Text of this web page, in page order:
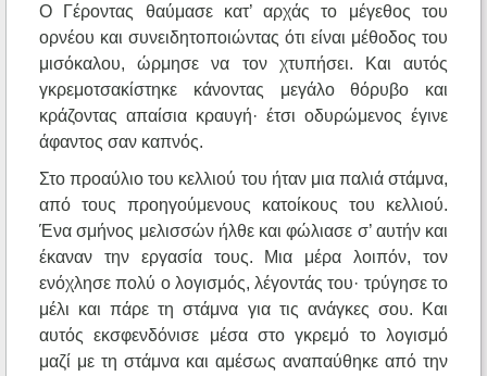
Ο Γέροντας θαύμασε κατ’ αρχάς το μέγεθος του
ορνέου και συνειδητοποιώντας ότι είναι μέθοδος του
μισόκαλου, ώρμησε να τον χτυπήσει. Και αυτός
γκρεμοτσακίστηκε κάνοντας μεγάλο θόρυβο και
κράζοντας απαίσια κραυγή· έτσι οδυρώμενος έγινε
άφαντος σαν καπνός.
Στο προαύλιο του κελλιού του ήταν μια παλιά στάμνα,
από τους προηγούμενους κατοίκους του κελλιού.
Ένα σμήνος μελισσών ήλθε και φώλιασε σ’ αυτήν και
έκαναν την εργασία τους. Μια μέρα λοιπόν, τον
ενόχλησε πολύ ο λογισμός, λέγοντάς του· τρύγησε το
μέλι και πάρε τη στάμνα για τις ανάγκες σου. Και
αυτός εκσφενδόνισε μέσα στο γκρεμό το λογισμό
μαζί με τη στάμνα και αμέσως αναπαύθηκε από την